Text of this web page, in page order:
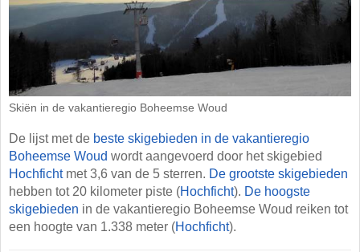
Skiën in de vakantieregio Boheemse Woud
De lijst met de beste skigebieden in de vakantieregio
Boheemse Woud wordt aangevoerd door het skigebied
Hochfichtmet 3,6 van de 5 sterren. De grootste skigebieden
hebben tot 20 kilometer piste (Hochficht). De hoogste
skigebieden in de vakantieregio Boheemse Woud reiken tot
een hoogte van 1.338 meter (Hochficht).